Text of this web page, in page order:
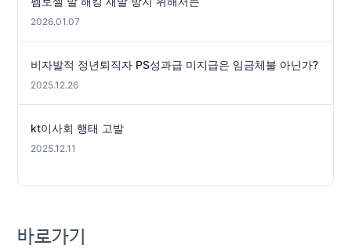
2026.01.07
비자발적 정년퇴직자 PS성과급 미지급은 임금체불 아닌가?
2025.12.26
kt이사회 행태 고발
2025.12.11
바로가기